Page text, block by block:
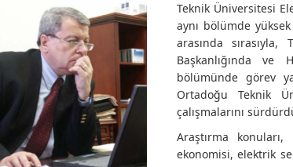
Teknik Üniversitesi
aynı bölümde
arasında
Başkanlığında ve
bölümünde görev
Ortadoğu Teknik
çalışmalarını
Araştırma
ekonomisi, elektrik